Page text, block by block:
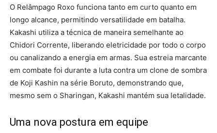
O Relâmpago Roxo funciona tanto em curto quanto em
longo alcance, permitindo versatilidade em batalha.
Kakashi utiliza a técnica de maneira semelhante ao
Chidori Corrente, liberando eletricidade por todo o corpo
ou canalizando a energia em armas. Sua estreia marcante
em combate foi durante a luta contra um clone de sombra
de Koji Kashin na série Boruto, demonstrando que,
mesmo sem o Sharingan, Kakashi mantém sua letalidade.
Uma nova postura em equipe